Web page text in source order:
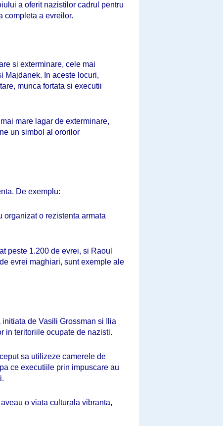
a oferit nazistilor cadrul pentru
completa a evreilor.
si exterminare, cele mai
Majdanek. In aceste locuri,
munca fortata si executii
mare lagar de exterminare,
un simbol al ororilor
De exemplu:
organizat o rezistenta armata
peste 1.200 de evrei, si Raoul
evrei maghiari, sunt exemple ale
de Vasili Grossman si Ilia
in teritoriile ocupate de nazisti.
sa utilizeze camerele de
ce executiile prin impuscare au
o viata culturala vibranta,